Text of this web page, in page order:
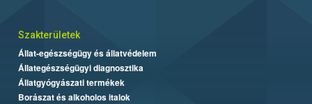
Szakterületek
Állat-egészségügy és állatvédelem
Állategészségügyi diagnosztika
Állatgyógyászati termékek
Borászat és alkoholos italok